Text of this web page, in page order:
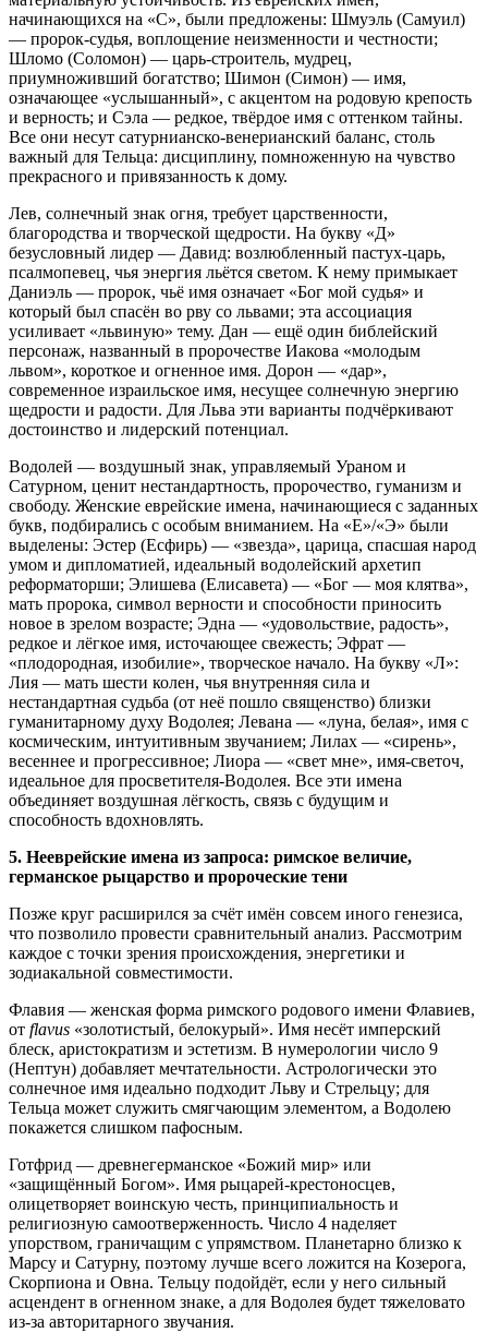
начинающихся на «С», были предложены: Шмуэль (Самуил)
— пророк-судья, воплощение неизменности и честности;
Шломо (Соломон) — царь-строитель, мудрец,
приумноживший богатство; Шимон (Симон) — имя,
означающее «услышанный», с акцентом на родовую крепость
и верность; и Сэла — редкое, твёрдое имя с оттенком тайны.
Все они несут сатурнианско-венерианский баланс, столь
важный для Тельца: дисциплину, помноженную на чувство
прекрасного и привязанность к дому.
Лев, солнечный знак огня, требует царственности,
благородства и творческой щедрости. На букву «Д»
безусловный лидер — Давид: возлюбленный пастух-царь,
псалмопевец, чья энергия льётся светом. К нему примыкает
Даниэль — пророк, чьё имя означает «Бог мой судья» и
который был спасён во рву со львами; эта ассоциация
усиливает «львиную» тему. Дан — ещё один библейский
персонаж, названный в пророчестве Иакова «молодым
львом», короткое и огненное имя. Дорон — «дар»,
современное израильское имя, несущее солнечную энергию
щедрости и радости. Для Льва эти варианты подчёркивают
достоинство и лидерский потенциал.
Водолей — воздушный знак, управляемый Ураном и
Сатурном, ценит нестандартность, пророчество, гуманизм и
свободу. Женские еврейские имена, начинающиеся с заданных
букв, подбирались с особым вниманием. На «Е»/«Э» были
выделены: Эстер (Есфирь) — «звезда», царица, спасшая народ
умом и дипломатией, идеальный водолейский архетип
реформаторши; Элишева (Елисавета) — «Бог — моя клятва»,
мать пророка, символ верности и способности приносить
новое в зрелом возрасте; Эдна — «удовольствие, радость»,
редкое и лёгкое имя, источающее свежесть; Эфрат —
«плодородная, изобилие», творческое начало. На букву «Л»:
Лия — мать шести колен, чья внутренняя сила и
нестандартная судьба (от неё пошло священство) близки
гуманитарному духу Водолея; Левана — «луна, белая», имя с
космическим, интуитивным звучанием; Лилах — «сирень»,
весеннее и прогрессивное; Лиора — «свет мне», имя-светоч,
идеальное для просветителя-Водолея. Все эти имена
объединяет воздушная лёгкость, связь с будущим и
способность вдохновлять.
5. Нееврейские имена из запроса: римское величие,
германское рыцарство и пророческие тени
Позже круг расширился за счёт имён совсем иного генезиса,
что позволило провести сравнительный анализ. Рассмотрим
каждое с точки зрения происхождения, энергетики и
зодиакальной совместимости.
Флавия — женская форма римского родового имени Флавиев,
от flavus «золотистый, белокурый». Имя несёт имперский
блеск, аристократизм и эстетизм. В нумерологии число 9
(Нептун) добавляет мечтательности. Астрологически это
солнечное имя идеально подходит Льву и Стрельцу; для
Тельца может служить смягчающим элементом, а Водолею
покажется слишком пафосным.
Готфрид — древнегерманское «Божий мир» или
«защищённый Богом». Имя рыцарей-крестоносцев,
олицетворяет воинскую честь, принципиальность и
религиозную самоотверженность. Число 4 наделяет
упорством, граничащим с упрямством. Планетарно близко к
Марсу и Сатурну, поэтому лучше всего ложится на Козерога,
Скорпиона и Овна. Тельцу подойдёт, если у него сильный
асцендент в огненном знаке, а для Водолея будет тяжеловато
из-за авторитарного звучания.